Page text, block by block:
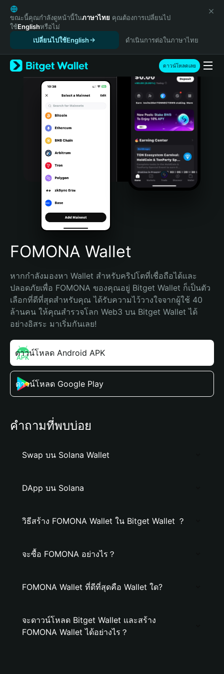
English
日本語
Tiếng Việt
Español (Latinoamérica)
Türkçe
Italiano
Português (Portugal)
Bahasa Indonesia
Português (Brasil)
Español (Argentina)
ขณะนี้คุณกำลังดูหน้านี้ในภาษาไทย คุณต้องการเปลี่ยนไป
ใช้Englishหรือไม่
เปลี่ยนไปใช้English
ดำเนินการต่อในภาษาไทย
ดาวน์โหลดเลย
FOMONA Wallet
หากกำลังมองหา Wallet สำหรับคริปโตที่เชื่อถือได้และ
ปลอดภัยเพื่อ FOMONA ของคุณอยู่ Bitget Wallet ก็เป็นตัว
เลือกที่ดีที่สุดสำหรับคุณ ได้รับความไว้วางใจจากผู้ใช้ 40
ล้านคน ให้คุณสำรวจโลก Web3 บน Bitget Wallet ได้
อย่างอิสระ มาเริ่มกันเลย!
ดาวน์โหลด Android APK
ดาวน์โหลด Google Play
คำถามที่พบบ่อย
Swap บน Solana Wallet
DApp บน Solana
วิธีสร้าง FOMONA Wallet ใน Bitget Wallet ？
จะซื้อ FOMONA อย่างไร？
FOMONA Wallet ที่ดีที่สุดคือ Wallet ใด?
จะดาวน์โหลด Bitget Wallet และสร้าง
FOMONA Wallet ได้อย่างไร？